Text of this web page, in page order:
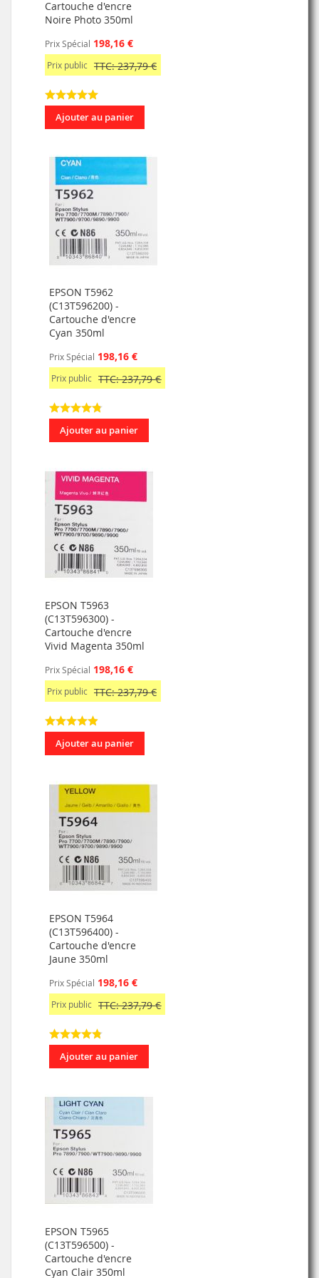
Cartouche d'encre
Noire Photo 350ml
Prix Spécial 198,16 €
Prix public TTC: 237,79 €
Ajouter au panier
EPSON T5962
(C13T596200) -
Cartouche d'encre
Cyan 350ml
Prix Spécial 198,16 €
Prix public TTC: 237,79 €
Ajouter au panier
EPSON T5963
(C13T596300) -
Cartouche d'encre
Vivid Magenta 350ml
Prix Spécial 198,16 €
Prix public TTC: 237,79 €
Ajouter au panier
EPSON T5964
(C13T596400) -
Cartouche d'encre
Jaune 350ml
Prix Spécial 198,16 €
Prix public TTC: 237,79 €
Ajouter au panier
EPSON T5965
(C13T596500) -
Cartouche d'encre
Cyan Clair 350ml